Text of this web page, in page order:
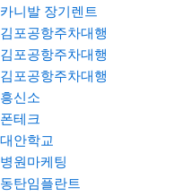
카니발 장기렌트
김포공항주차대행
김포공항주차대행
김포공항주차대행
흥신소
폰테크
대안학교
병원마케팅
동탄임플란트